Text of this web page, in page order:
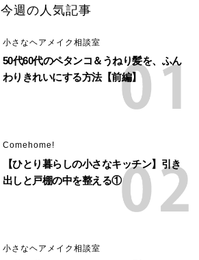
今週の人気記事
小さなヘアメイク相談室
50代60代のペタンコ＆うねり髪を、ふん
わりきれいにする方法【前編】
Comehome!
【ひとり暮らしの小さなキッチン】引き
出しと戸棚の中を整える①
小さなヘアメイク相談室